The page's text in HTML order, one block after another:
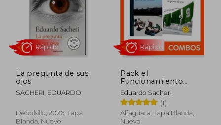
10%
dcto.
$ 25.899 10%
dcto.
La pregunta de sus
ojos
SACHERI, EDUARDO
Debolsillo, 2026, Tapa
Blanda, Nuevo
Pack el
Funcionamiento
General del Mundo +
un Viejo que se Pone
de pie
Eduardo Sacheri
(1)
Alfaguara, Tapa Blanda,
Nuevo